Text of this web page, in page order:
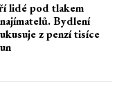
lidé pod tlakem
Bydlení
z penzí tisíce